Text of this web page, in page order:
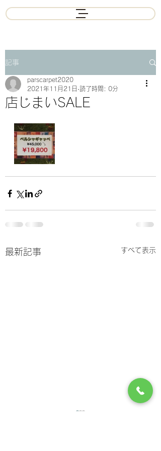
記事
店じまいSALE
parscarpet2020
2021年11月21日 読了時間: 0分
最新記事 すべて表示